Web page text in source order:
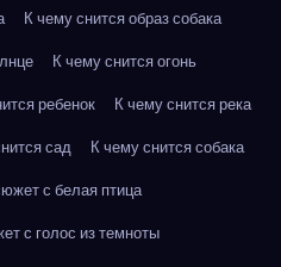
К чему снится образ собака
К чему снится огонь
ребенок
К чему снится река
сад
К чему снится собака
с белая птица
с голос из темноты